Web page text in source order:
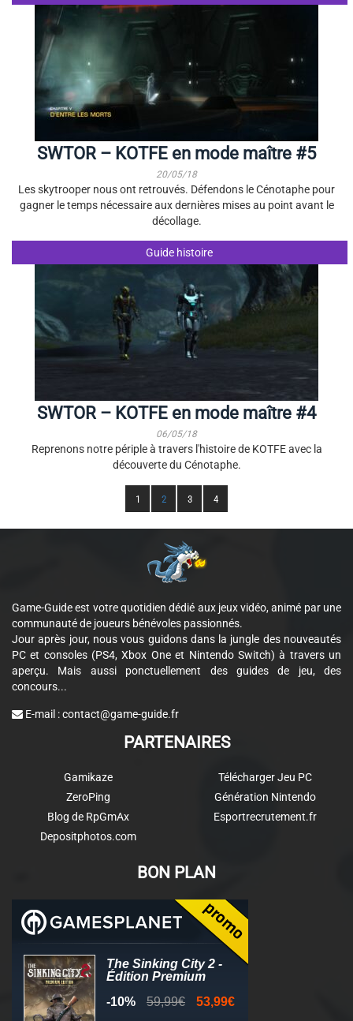
SWTOR – KOTFE en mode maître #5
20/05/18
Les skytrooper nous ont retrouvés. Défendons le Cénotaphe pour
gagner le temps nécessaire aux dernières mises au point avant le
décollage.
Guide histoire
SWTOR – KOTFE en mode maître #4
06/05/18
Reprenons notre périple à travers l'histoire de KOTFE avec la
découverte du Cénotaphe.
1 2 3 4
Game-Guide est votre quotidien dédié aux jeux vidéo, animé par une
communauté de joueurs bénévoles passionnés.
Jour après jour, nous vous guidons dans la jungle des nouveautés
PC et consoles (PS4, Xbox One et Nintendo Switch) à travers un
aperçu. Mais aussi ponctuellement des guides de jeu, des
concours...
E-mail :contact@game-guide.fr
PARTENAIRES
Gamikaze
ZeroPing
Blog de RpGmAx
Depositphotos.com
Télécharger Jeu PC
Génération Nintendo
Esportrecrutement.fr
BON PLAN